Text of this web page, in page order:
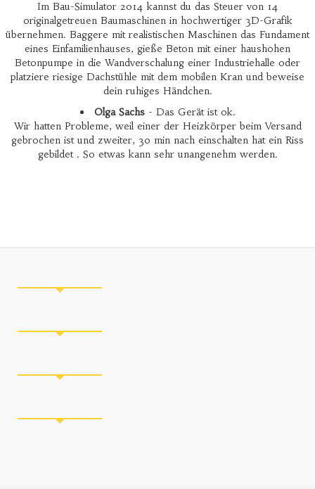
Im Bau-Simulator 2014 kannst du das Steuer von 14
originalgetreuen Baumaschinen in hochwertiger 3D-Grafik
übernehmen. Baggere mit realistischen Maschinen das Fundament
eines Einfamilienhauses, gieße Beton mit einer haushohen
Betonpumpe in die Wandverschalung einer Industriehalle oder
platziere riesige Dachstühle mit dem mobilen Kran und beweise
dein ruhiges Händchen.
Olga Sachs- Das Gerät ist ok.
Wir hatten Probleme, weil einer der Heizkörper beim Versand
gebrochen ist und zweiter, 30 min nach einschalten hat ein Riss
gebildet . So etwas kann sehr unangenehm werden.